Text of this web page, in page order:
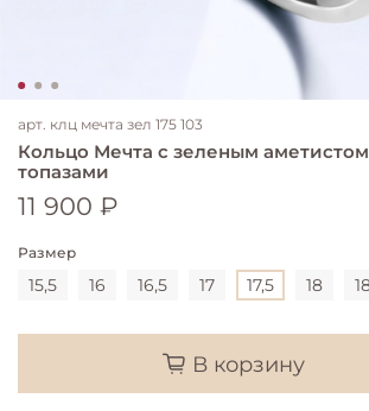
арт. клц мечта зел 175 103
Кольцо Мечта с зеленым
топазами
11 900 ₽
Размер
15,5 16 16,5 17 17,5 18
В корзину